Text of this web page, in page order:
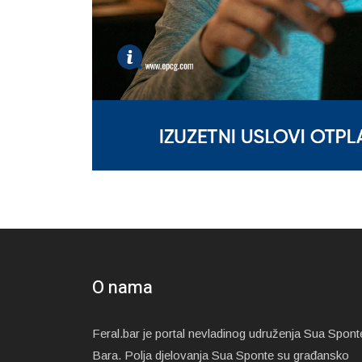
O nama
Feral.bar je portal nevladinog udruženja Sua
Bara. Polja djelovanja Sua Sponte su građansko